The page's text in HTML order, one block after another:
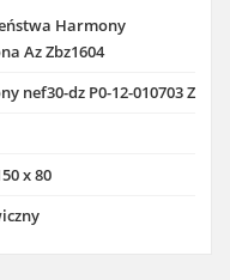
Harmony
Az Zbz1604
nef30-dz P0-12-010703 Z
x 80